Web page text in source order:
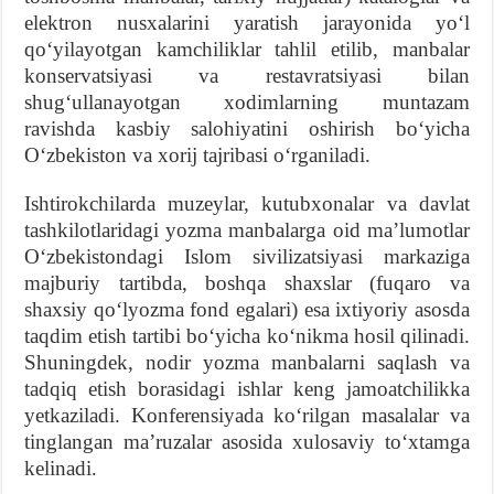
elektron nusxalarini yaratish jarayonida yoʻl
qoʻyilayotgan kamchiliklar tahlil etilib, manbalar
konservatsiyasi va restavratsiyasi bilan
shugʻullanayotgan xodimlarning muntazam
ravishda kasbiy salohiyatini oshirish boʻyicha
Oʻzbekiston va xorij tajribasi oʻrganiladi.
Ishtirokchilarda muzeylar, kutubxonalar va davlat
tashkilotlaridagi yozma manbalarga oid maʼlumotlar
Oʻzbekistondagi Islom sivilizatsiyasi markaziga
majburiy tartibda, boshqa shaxslar (fuqaro va
shaxsiy qoʻlyozma fond egalari) esa ixtiyoriy asosda
taqdim etish tartibi boʻyicha koʻnikma hosil qilinadi.
Shuningdek, nodir yozma manbalarni saqlash va
tadqiq etish borasidagi ishlar keng jamoatchilikka
yetkaziladi. Konferensiyada koʻrilgan masalalar va
tinglangan maʼruzalar asosida xulosaviy toʻxtamga
kelinadi.